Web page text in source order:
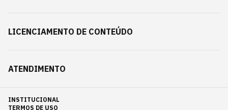
LICENCIAMENTO DE CONTEÚDO
ATENDIMENTO
INSTITUCIONAL
TERMOS DE USO